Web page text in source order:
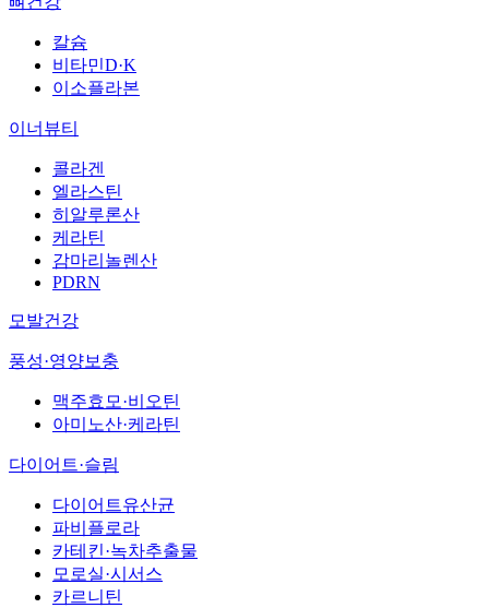
칼슘
비타민D·K
이소플라본
이너뷰티
콜라겐
엘라스틴
히알루론산
케라틴
감마리놀렌산
PDRN
모발건강
풍성·영양보충
맥주효모·비오틴
아미노산·케라틴
다이어트·슬림
다이어트유산균
파비플로라
카테킨·녹차추출물
모로실·시서스
카르니틴